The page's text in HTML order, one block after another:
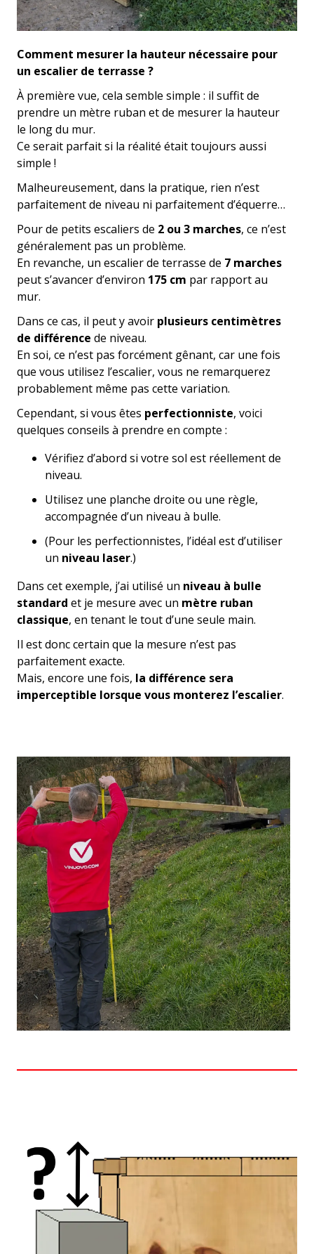
Comment mesurer la hauteur nécessaire pour
un escalier de terrasse ?
À première vue, cela semble simple : il suffit de
prendre un mètre ruban et de mesurer la hauteur
le long du mur.
Ce serait parfait si la réalité était toujours aussi
simple !
Malheureusement, dans la pratique, rien n’est
parfaitement de niveau ni parfaitement d’équerre…
Pour de petits escaliers de 2 ou 3 marches, ce n’est
généralement pas un problème.
En revanche, un escalier de terrasse de 7 marches
peut s’avancer d’environ 175 cm par rapport au
mur.
Dans ce cas, il peut y avoir plusieurs centimètres
de différence de niveau.
En soi, ce n’est pas forcément gênant, car une fois
que vous utilisez l’escalier, vous ne remarquerez
probablement même pas cette variation.
Cependant, si vous êtes perfectionniste, voici
quelques conseils à prendre en compte :
Vérifiez d’abord si votre sol est réellement de
niveau.
Utilisez une planche droite ou une règle,
accompagnée d’un niveau à bulle.
(Pour les perfectionnistes, l’idéal est d’utiliser
un niveau laser.)
Dans cet exemple, j’ai utilisé un niveau à bulle
standard et je mesure avec un mètre ruban
classique, en tenant le tout d’une seule main.
Il est donc certain que la mesure n’est pas
parfaitement exacte.
Mais, encore une fois, la différence sera
imperceptible lorsque vous monterez l’escalier.